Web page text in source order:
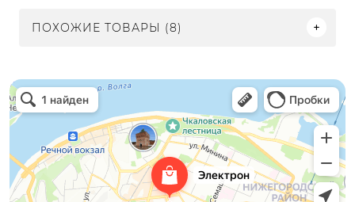
ПОХОЖИЕ ТОВАРЫ (8)
Электрон
Светильники в Нижнем Новгороде
Электротехническая продукция в Нижнем Новгороде